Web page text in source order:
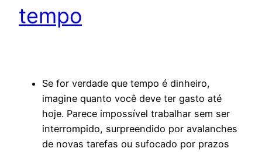
tempo
Se for verdade que tempo é dinheiro,
imagine quanto você deve ter gasto até
hoje. Parece impossível trabalhar sem ser
interrompido, surpreendido por avalanches
de novas tarefas ou sufocado por prazos